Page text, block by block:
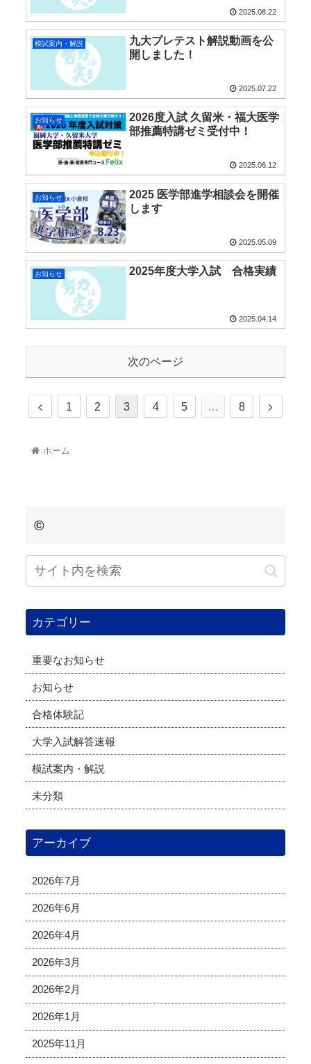
2025.08.22
模試案内・解説
九大プレテスト解説動画を公
開しました！
2025.07.22
お知らせ
2026度入試 久留米・福大医学
部推薦特講ゼミ受付中！
2025.06.12
お知らせ
2025 医学部進学相談会を開催
します
2025.05.09
お知らせ 2025年度大学入試 合格実績
2025.04.14
次のページ
1 2 3 4 5 … 8
ホーム
©
カテゴリー
重要なお知らせ
お知らせ
合格体験記
大学入試解答速報
模試案内・解説
未分類
アーカイブ
2026年7月
2026年6月
2026年4月
2026年3月
2026年2月
2026年1月
2025年11月